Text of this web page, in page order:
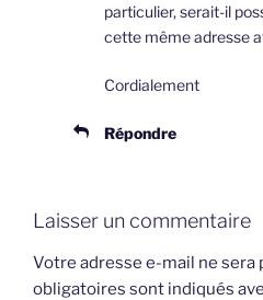
particulier, serait-il
cette même adresse
Cordialement
Répondre
Laisser un commentaire
Votre adresse e-mail ne sera
obligatoires sont indiqués